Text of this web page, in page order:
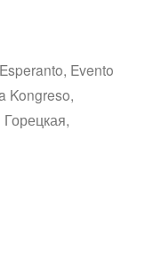
Написано
Esperanto, Evento
Kongreso,
Горецкая,